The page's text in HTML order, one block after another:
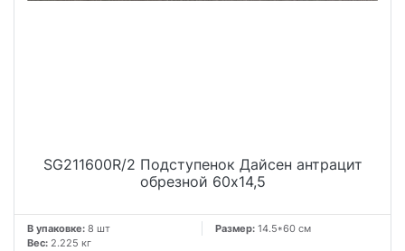
SG211600R/2 Подступенок Дайсен антрацит
обрезной 60x14,5
В упаковке: 8 шт Размер: 14.5*60 см
Вес: 2.225 кг